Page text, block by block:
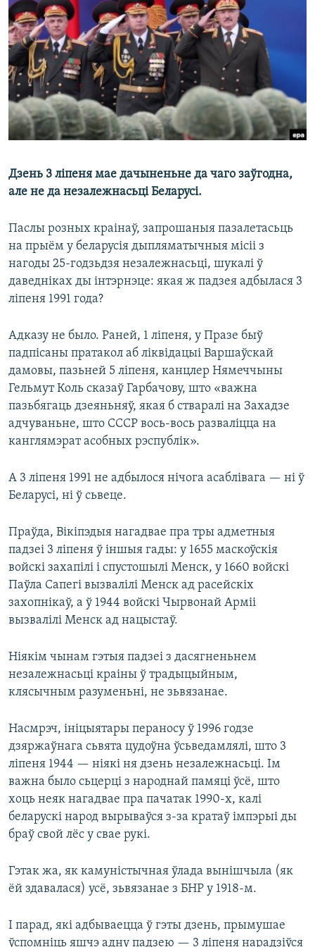
КУЛЬТУРА
КАЛЯНДАР
МОВА
НА ХВАЛЯХ СВАБОДЫ
Дзень 3 ліпеня мае дачыненьне да чаго заўгодна,
але не да незалежнасьці Беларусі.
Паслы розных краінаў, запрошаныя пазалетасьць
на прыём у беларусія дыпляматычныя місіі з
нагоды 25-годзьдзя незалежнасьці, шукалі ў
даведніках ды інтэрнэце: якая ж падзея адбылася 3
ліпеня 1991 года?
Адказу не было. Раней, 1 ліпеня, у Празе быў
падпісаны пратакол аб ліквідацыі Варшаўскай
дамовы, пазьней 5 ліпеня, канцлер Нямеччыны
Гельмут Коль сказаў Гарбачову, што «важна
пазьбягаць дзеяньняў, якая б стваралі на Захадзе
адчуваньне, што СССР вось-вось разваліцца на
канглямэрат асобных рэспублік».
А 3 ліпеня 1991 не адбылося нічога асаблівага — ні ў
Беларусі, ні ў сьвеце.
Праўда, Вікіпэдыя нагадвае пра тры адметныя
падзеі 3 ліпеня ў іншыя гады: у 1655 маскоўскія
войскі захапілі і спустошылі Менск, у 1660 войскі
Паўла Сапегі вызвалілі Менск ад расейскіх
захопнікаў, а ў 1944 войскі Чырвонай Арміі
вызвалілі Менск ад нацыстаў.
Ніякім чынам гэтыя падзеі з дасягненьнем
незалежнасьці краіны ў традыцыйным,
клясычным разуменьні, не зьвязанае.
Насмрэч, ініцыятары пераносу ў 1996 годзе
дзяржаўнага сьвята цудоўна ўсьведамлялі, што 3
ліпеня 1944 — ніякі ня дзень незалежнасьці. Ім
важна было сьцерці з народнай памяці ўсё, што
хоць неяк нагадвае пра пачатак 1990-х, калі
беларускі народ вырываўся з-за кратаў імпэрыі ды
браў свой лёс у свае рукі.
Гэтак жа, як камуністычная ўлада вынішчыла (як
ёй здавалася) усё, зьвязанае з БНР у 1918-м.
І парад, які адбываецца ў гэты дзень, прымушае
ўспомніць яшчэ адну падзею — 3 ліпеня нарадзіўся